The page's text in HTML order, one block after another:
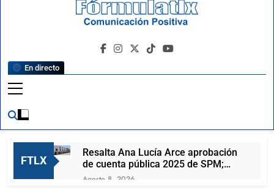
En directo
FormulaTlx
Comunicación Positiva
FTLX
Resalta Ana Lucía Arce aprobación
de cuenta pública 2025 de SPM;
observaciones serán subsanadas
Agosto 8, 2026